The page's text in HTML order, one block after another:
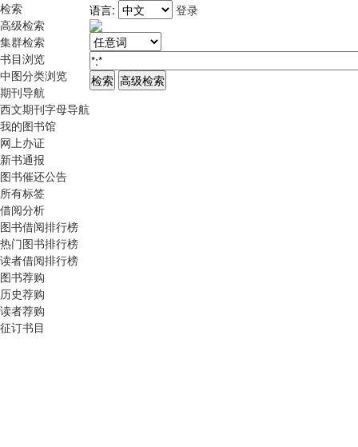
检索
高级检索
集群检索
书目浏览
中图分类浏览
期刊导航
西文期刊字母导航
我的图书馆
网上办证
新书通报
图书催还公告
所有标签
借阅分析
图书借阅排行榜
热门图书排行榜
读者借阅排行榜
图书荐购
历史荐购
读者荐购
征订书目
语言: 登录